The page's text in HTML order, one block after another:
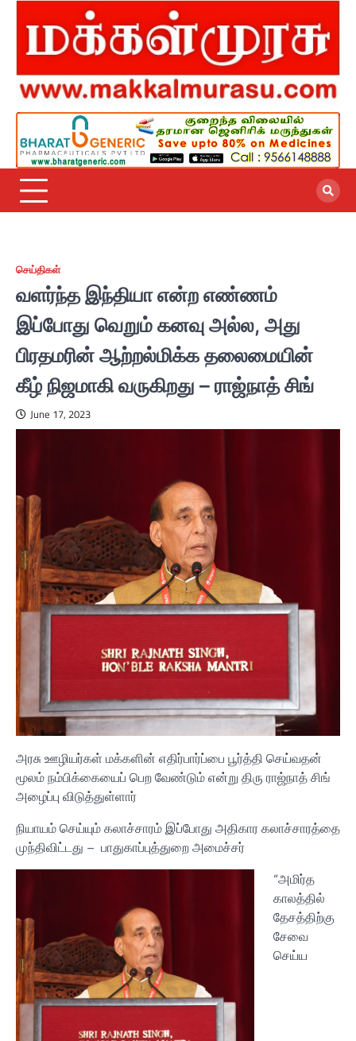
Skip
content
செய்திகள்
வளர்ந்த இந்தியா என்ற எண்ணம்
இப்போது வெறும் கனவு அல்ல, அது
பிரதமரின் ஆற்றல்மிக்க தலைமையின்
கீழ் நிஜமாகி வருகிறது – ராஜ்நாத் சிங்
June 17, 2023
அரசு ஊழியர்கள் மக்களின் எதிர்பார்ப்பை பூர்த்தி செய்வதன்
மூலம் நம்பிக்கையைப் பெற வேண்டும் என்று திரு ராஜ்நாத் சிங்
அழைப்பு விடுத்துள்ளார்
நியாயம் செய்யும் கலாச்சாரம் இப்போது அதிகார கலாச்சாரத்தை
முந்திவிட்டது – பாதுகாப்புத்துறை அமைச்சர்
“அமிர்த
காலத்தில்
தேசத்திற்கு
சேவை
செய்ய